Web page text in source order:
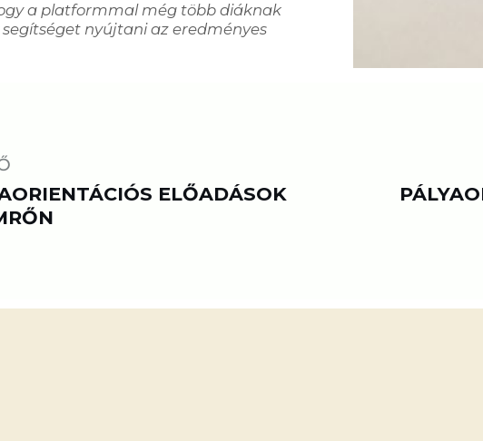
a platformmal még több diáknak
nyújtani az eredményes
ELŐADÁSOK